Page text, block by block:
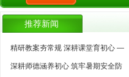
推荐新闻
精研教案夯常规 深耕课堂育初心 —
深耕师德涵养初心 筑牢暑期安全防